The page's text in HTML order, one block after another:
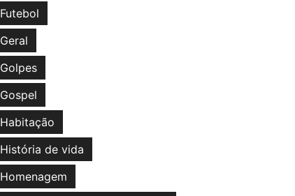
Futebol
Geral
Golpes
Gospel
Habitação
História de vida
Homenagem